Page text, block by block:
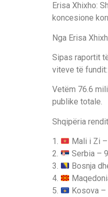
Erisa Xhixho:
koncesione
Nga Erisa
Sipas raportit
viteve të fundit:
Vetëm 76.6
publike totale.
Shqipëria
1.
Mali i Zi
2.
Serbia –
3.
Bosnja
4.
5.
Kosova –